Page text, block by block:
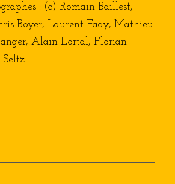
: (c) Romain Baillest,
Boyer, Laurent Fady, Mathieu
Alain Lortal, Florian
Seltz